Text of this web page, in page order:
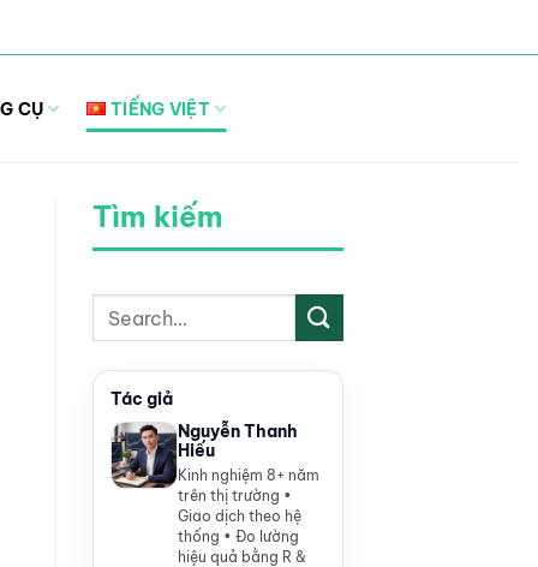
CỤ TIẾNG VIỆT
Tìm kiếm
Tác giả
Nguyễn Thanh
Hiếu
Kinh nghiệm 8+ năm
trên thị trường •
Giao dịch theo hệ
thống • Đo lường
hiệu quả bằng R &